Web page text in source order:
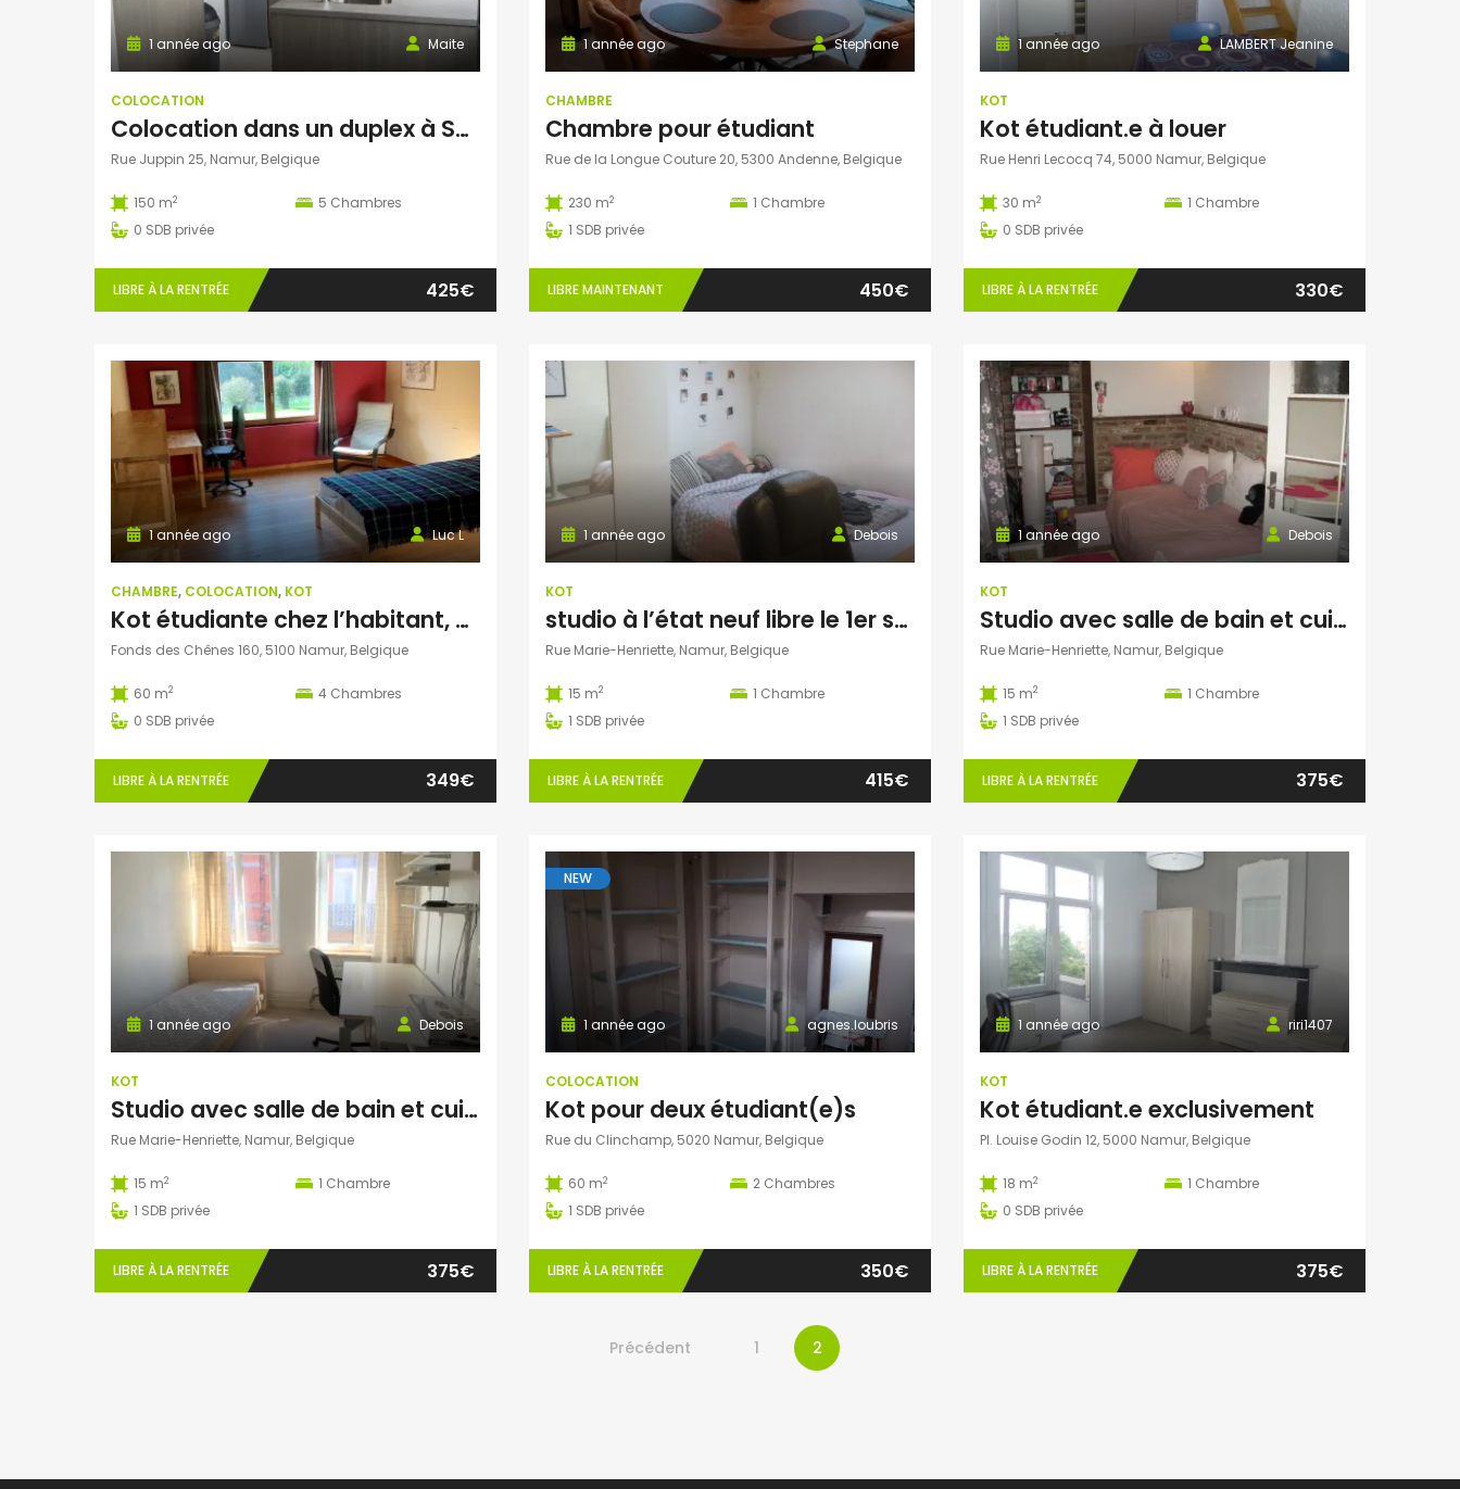
Maite
1 année ago
COLOCATION
Colocation dans un duplex à Salzinnes
Rue Juppin 25, Namur, Belgique
150 m2 5 Chambres
0 SDB privée
LIBRE À LA RENTRÉE 425€
Stephane
1 année ago
CHAMBRE
Chambre pour étudiant
Rue de la Longue Couture 20, 5300 Andenne, Belgique
230 m2 1 Chambre
1 SDB privée
LIBRE MAINTENANT 450€
LAMBERT Jeanine
1 année ago
KOT
Kot étudiant.e à louer
Rue Henri Lecocq 74, 5000 Namur, Belgique
30 m2 1 Chambre
0 SDB privée
LIBRE À LA RENTRÉE 330€
Luc L
1 année ago
CHAMBRE, COLOCATION, KOT
Kot étudiante chez l’habitant, 60 m² ( Wépion, Namur)
Fonds des Chênes 160, 5100 Namur, Belgique
60 m2 4 Chambres
0 SDB privée
LIBRE À LA RENTRÉE 349€
Debois
1 année ago
KOT
studio à l’état neuf libre le 1er septembre
Rue Marie-Henriette, Namur, Belgique
15 m2 1 Chambre
1 SDB privée
LIBRE À LA RENTRÉE 415€
Debois
1 année ago
KOT
Studio avec salle de bain et cuisine privatives libre le 1er septembre
Rue Marie-Henriette, Namur, Belgique
15 m2 1 Chambre
1 SDB privée
LIBRE À LA RENTRÉE 375€
Debois
1 année ago
KOT
Studio avec salle de bain et cuisine personnelles libre le 1er septembre
Rue Marie-Henriette, Namur, Belgique
15 m2 1 Chambre
1 SDB privée
LIBRE À LA RENTRÉE 375€
NEW
agnes.loubris
1 année ago
COLOCATION
Kot pour deux étudiant(e)s
Rue du Clinchamp, 5020 Namur, Belgique
60 m2 2 Chambres
1 SDB privée
LIBRE À LA RENTRÉE 350€
riri1407
1 année ago
KOT
Kot étudiant.e exclusivement
Pl. Louise Godin 12, 5000 Namur, Belgique
18 m2 1 Chambre
0 SDB privée
LIBRE À LA RENTRÉE 375€
Précédent 1 2